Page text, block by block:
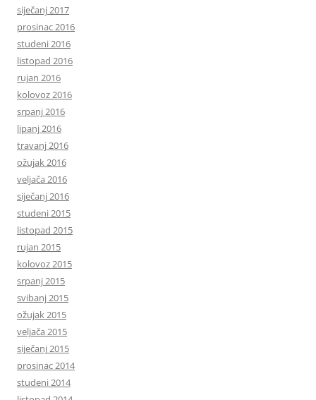
siječanj 2017
prosinac 2016
studeni 2016
listopad 2016
rujan 2016
kolovoz 2016
srpanj 2016
lipanj 2016
travanj 2016
ožujak 2016
veljača 2016
siječanj 2016
studeni 2015
listopad 2015
rujan 2015
kolovoz 2015
srpanj 2015
svibanj 2015
ožujak 2015
veljača 2015
siječanj 2015
prosinac 2014
studeni 2014